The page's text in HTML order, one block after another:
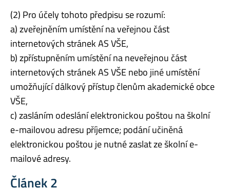
(2) Pro účely tohoto předpisu se rozumí:
a) zveřejněním umístění na veřejnou část
internetových stránek AS VŠE,
b) zpřístupněním umístění na neveřejnou část
internetových stránek AS VŠE nebo jiné umístění
umožňující dálkový přístup členům akademické obce
VŠE,
c) zasláním odeslání elektronickou poštou na školní
e-mailovou adresu příjemce; podání učiněná
elektronickou poštou je nutné zaslat ze školní e-
mailové adresy.
Článek 2